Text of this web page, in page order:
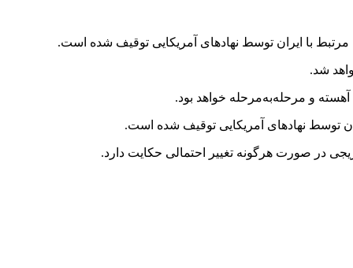
مرتبط با ایران توسط نهادهای آمریکایی توقیف شده است.
شد.
و مرحله‌به‌مرحله خواهد بود.
توسط نهادهای آمریکایی توقیف شده است.
در صورت هرگونه تغییر احتمالی حکایت دارد.